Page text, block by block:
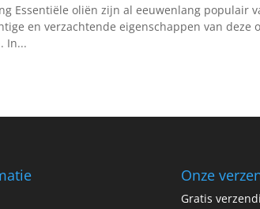
Essentiële oliën zijn al eeuwenlang populair
en verzachtende eigenschappen van deze
In...
Onze
Gratis